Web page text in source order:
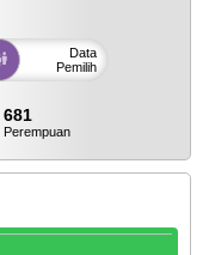
681
Perempuan
Data
Pemilih